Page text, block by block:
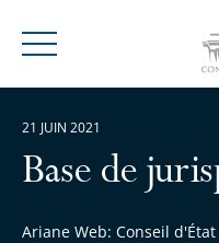
Menu
Base de
Ariane Web: Conseil
21 JUIN 2021